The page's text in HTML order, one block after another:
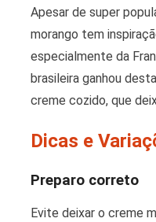
Apesar de super
morango tem
especialmente da
brasileira ganhou
creme cozido, que
Dicas e
Preparo correto
Evite deixar o creme